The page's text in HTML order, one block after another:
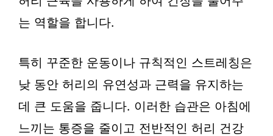
는 역할을 합니다.
특히 꾸준한 운동이나 규칙적인 스트레칭은
낮 동안 허리의 유연성과 근력을 유지하는
데 큰 도움을 줍니다. 이러한 습관은 아침에
느끼는 통증을 줄이고 전반적인 허리 건강